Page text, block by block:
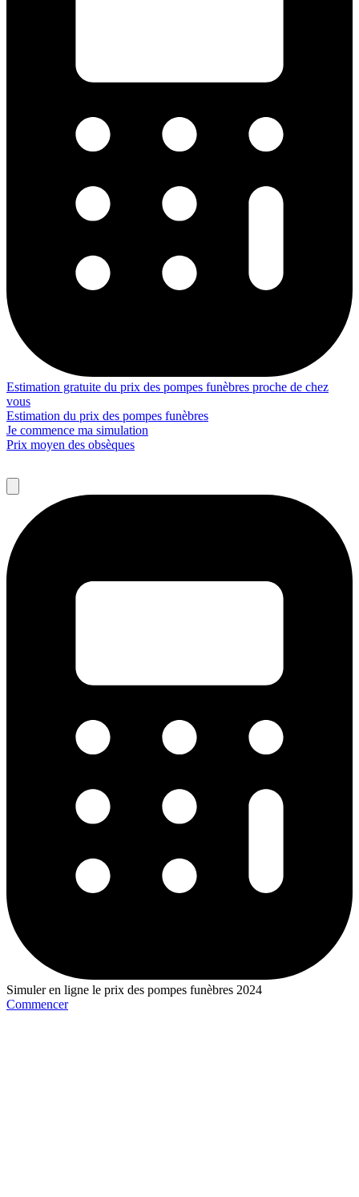
Estimation gratuite du prix des pompes funèbres proche de chez
vous
Estimation du prix des pompes funèbres
Je commence ma simulation
Prix moyen des obsèques
Simuler en ligne le prix des pompes funèbres 2024
Commencer